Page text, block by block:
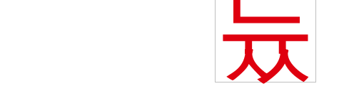
늈